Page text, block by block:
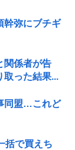
幹弥にブチギ
関係者が告
取った結果...
同盟…これど
括で買えち